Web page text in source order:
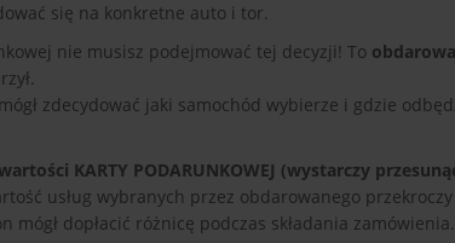
się na konkretne auto i tor.
nie musisz podejmować tej decyzji! To
zdecydować jaki samochód wybierze i gdzie
KARTY PODARUNKOWEJ (wystarczy
usług wybranych przez obdarowanego
mógł dopłacić różnicę podczas składania zamówienia.